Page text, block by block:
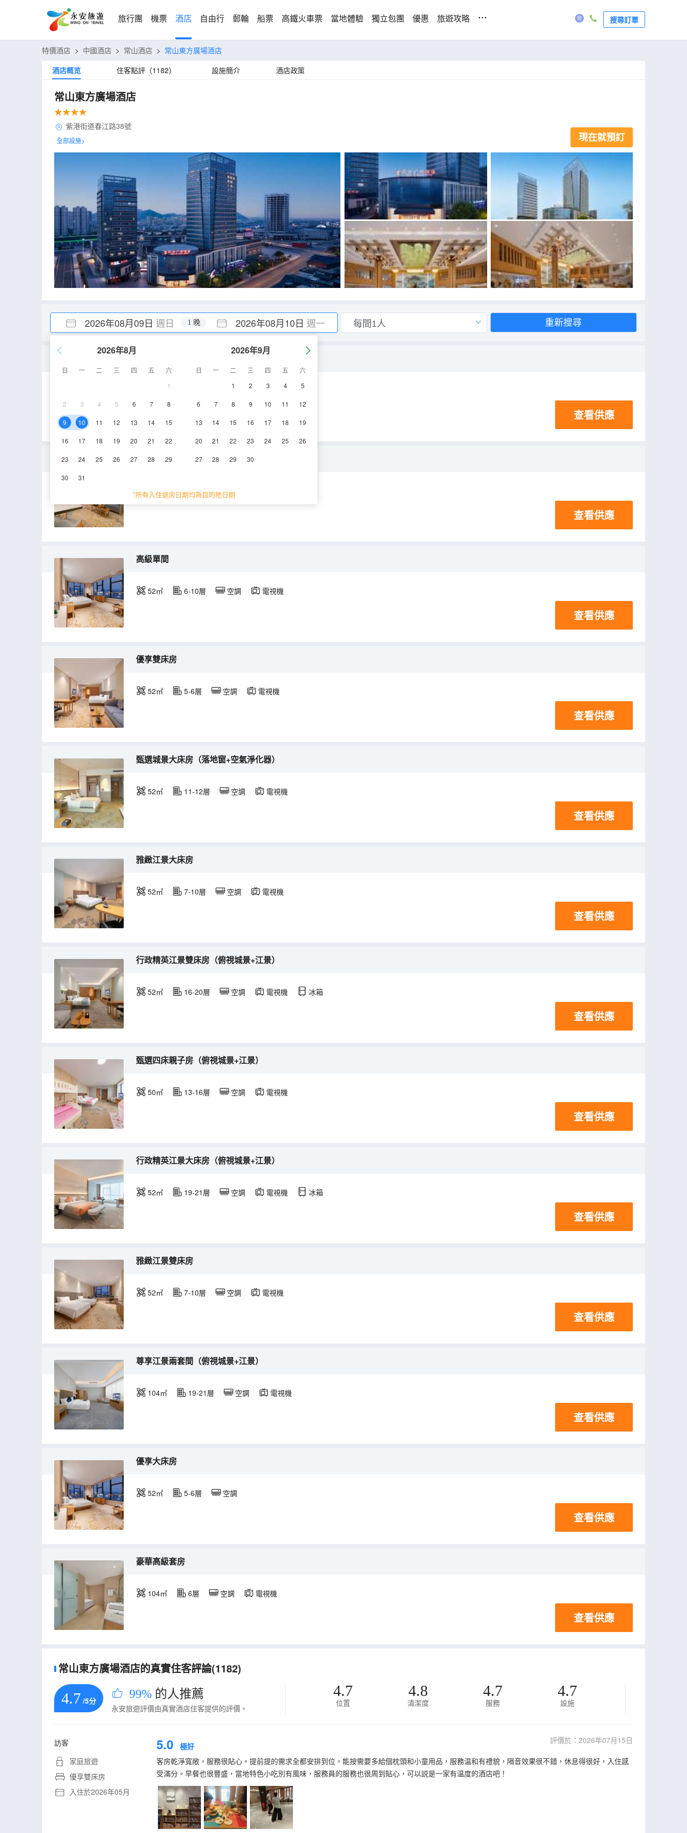
旅行團 機票 酒店 自由行 郵輪 船票 高鐵火車票 當地體驗 獨立包團 優惠 旅遊攻略 ... 搜尋訂單
特價酒店 > 中國酒店 > 常山酒店 > 常山東方廣場酒店
酒店概览
住客點評（1182） 設施簡介 酒店政策
常山東方廣場酒店
紫港街道春江路38號
全部設施> 現在就預訂
2026年08月09日 週日 2026年08月10日 週一
1 晚
2026年8月
日 一 二 三 四 五
六
1
2 3 4 5 6 7 8
9 10 11 12 13 14 15
16 17 18 19 20 21 22
23 24 25 26 27 28 29
30 31
2026年9月
日 一 二 三 四 五
六
1
2 3 4 5
6 7 8 9 10 11 12
13 14 15 16 17 18 19
20 21 22 23 24 25 26
27 28 29 30
*所有入住退房日期均為目的地日期
重新搜尋
45-52㎡ 空調 電視機
查看供應
甄選江景大床房（江景+空氣淨化器）
52㎡ 11-12層 空調
查看供應
高級單間
52㎡ 6-10層 空調 電視機
查看供應
優享雙床房
52㎡ 5-6層 空調 電視機
查看供應
甄選城景大床房（落地窗+空氣淨化器）
52㎡ 11-12層 空調 電視機
查看供應
雅緻江景大床房
52㎡ 7-10層 空調 電視機
查看供應
行政精英江景雙床房（俯視城景+江景）
52㎡ 16-20層 空調 電視機 冰箱
查看供應
甄選四床親子房（俯視城景+江景）
50㎡ 13-16層 空調 電視機
查看供應
行政精英江景大床房（俯視城景+江景）
52㎡ 19-21層 空調 電視機 冰箱
查看供應
雅緻江景雙床房
52㎡ 7-10層 空調 電視機
查看供應
尊享江景兩套間（俯視城景+江景）
104㎡ 19-21層 空調 電視機
查看供應
優享大床房
52㎡ 5-6層 空調
查看供應
豪華高級套房
104㎡ 6層 空調 電視機
查看供應
常山東方廣場酒店的真實住客評論(1182)
4.7 /5分 99% 的人推薦
永安旅遊評價由真實酒店住客提供的評價。
4.7
位置
4.8
清潔度
4.7
服務
4.7
設施
訪客
家庭旅遊
優享雙床房
入住於2026年05月
5.0 極好
評價於：2026年07月15日
客房乾淨寬敞，服務很貼心。提前提的需求全都安排到位，能按需要多給個枕頭和小童用品，服務温和有禮貌，隔音效果很不錯，休息得很好，入住感
受滿分。早餐也很豐盛，當地特色小吃別有風味，服務員的服務也很周到貼心，可以説是一家有温度的酒店吧！